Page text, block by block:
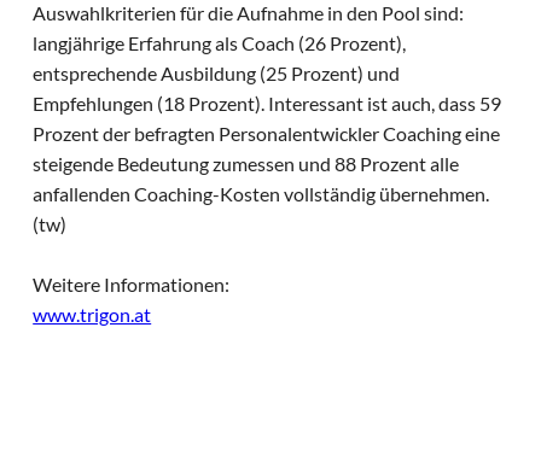
Auswahlkriterien für die Aufnahme in den Pool sind:
langjährige Erfahrung als Coach (26 Prozent),
entsprechende Ausbildung (25 Prozent) und
Empfehlungen (18 Prozent). Interessant ist auch, dass 59
Prozent der befragten Personalentwickler Coaching eine
steigende Bedeutung zumessen und 88 Prozent alle
anfallenden Coaching-Kosten vollständig übernehmen.
(tw)
Weitere Informationen:
www.trigon.at